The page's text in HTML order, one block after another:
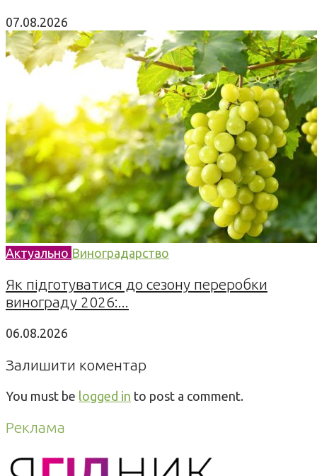
07.08.2026
Актуально Виноградарство
Як підготуватися до сезону переробки
винограду 2026:...
06.08.2026
Залишити коментар
You must be logged in to post a comment.
Реклама